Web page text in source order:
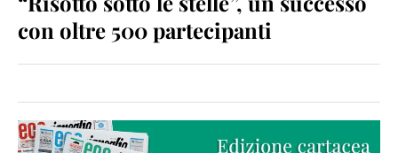
con oltre 500 partecipanti